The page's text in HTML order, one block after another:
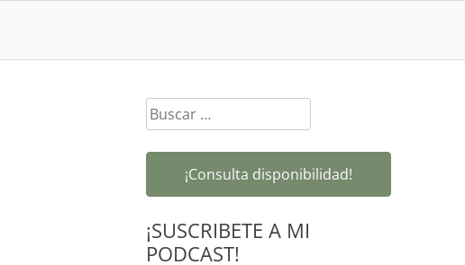
Buscar:
¡Consulta disponibilidad!
¡SUSCRIBETE A MI
PODCAST!